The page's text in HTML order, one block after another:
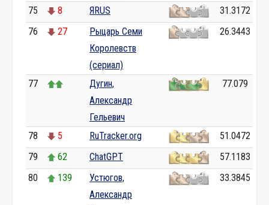
75 8 ЯRUS
31.3172
76
27
Рыцарь Семи
Королевств
(сериал)
26.3443
77
Дугин,
Александр
Гельевич
77.079
78 5 RuTracker.org
51.0472
79
62 ChatGPT
57.1183
80
139
Устюгов,
Александр
33.3845